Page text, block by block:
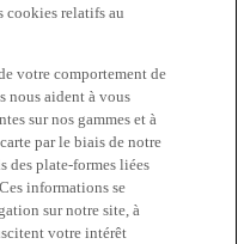
cookies relatifs au
votre comportement de
nous aident à vous
sur nos gammes et à
par le biais de notre
des plate-formes liées
informations se
sur notre site, à
votre intérêt